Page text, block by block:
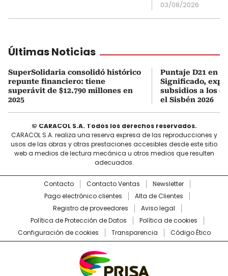
03/08/2026
Últimas Noticias
SuperSolidaria consolidó histórico
repunte financiero: tiene
superávit de $12.790 millones en
2025
Puntaje D21 en
Significado,
subsidios a los
el Sisbén 2026
© CARACOL S.A. Todos los derechos reservados.
CARACOL S.A. realiza una reserva expresa de las reproducciones y
usos de las obras y otras prestaciones accesibles desde este sitio
web a medios de lectura mecánica u otros medios que resulten
adecuados.
Contacto Contacto Ventas
Newsletter
Pago electrónico clientes
Alta de Clientes
Registro de proveedores
Aviso legal
Política de Protección de Datos
Política de cookies
Configuración de cookies
Transparencia Código Ético